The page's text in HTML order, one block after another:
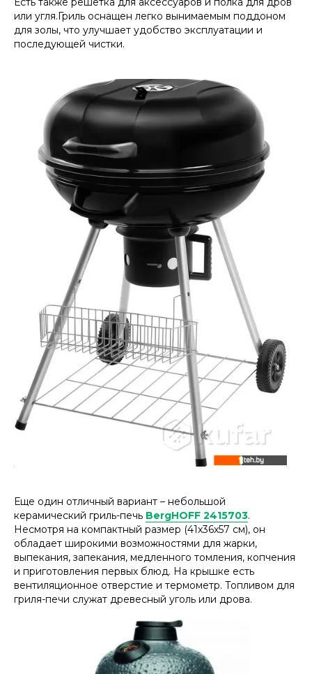
или угля.Гриль оснащен легко вынимаемым поддоном
для золы, что улучшает удобство эксплуатации и
последующей чистки.
Еще один отличный вариант – небольшой
керамический гриль-печь BergHOFF 2415703.
Несмотря на компактный размер (41х36х57 см), он
обладает широкими возможностями для жарки,
выпекания, запекания, медленного томления, копчения
и приготовления первых блюд. На крышке есть
вентиляционное отверстие и термометр. Топливом для
гриля-печи служат древесный уголь или дрова.